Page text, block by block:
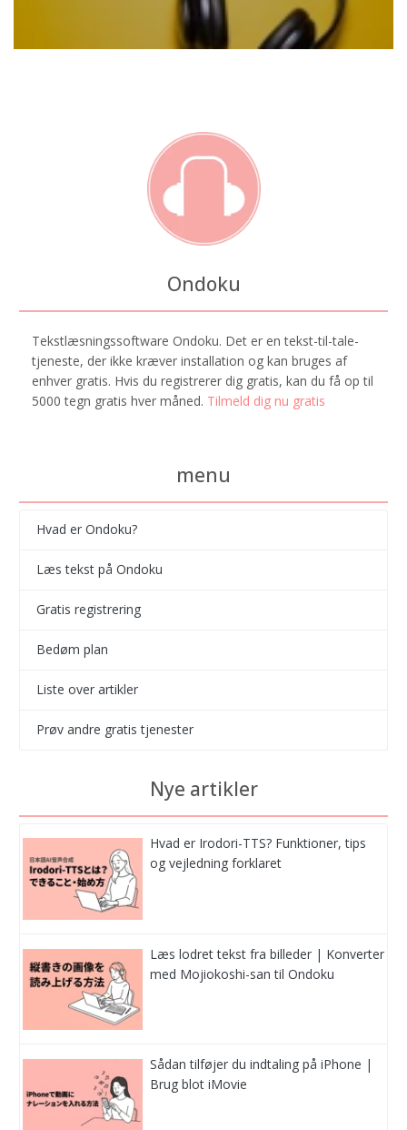
Ondoku
Tekstlæsningssoftware Ondoku. Det er en tekst-til-tale-
tjeneste, der ikke kræver installation og kan bruges af
enhver gratis. Hvis du registrerer dig gratis, kan du få op til
5000 tegn gratis hver måned. Tilmeld dig nu gratis
menu
Hvad er Ondoku?
Læs tekst på Ondoku
Gratis registrering
Bedøm plan
Liste over artikler
Prøv andre gratis tjenester
Nye artikler
Hvad er Irodori-TTS? Funktioner, tips
og vejledning forklaret
Læs lodret tekst fra billeder | Konverter
med Mojiokoshi-san til Ondoku
Sådan tilføjer du indtaling på iPhone |
Brug blot iMovie